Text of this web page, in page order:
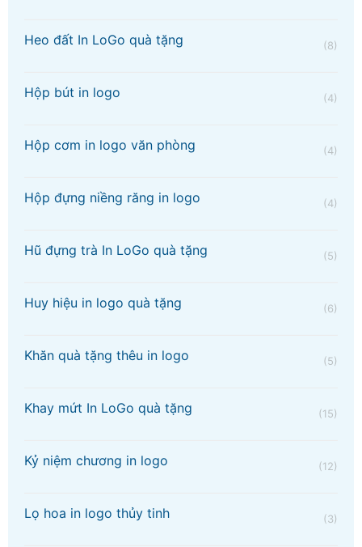
Heo đất In LoGo quà tặng (8)
Hộp bút in logo (4)
Hộp cơm in logo văn phòng (4)
Hộp đựng niềng răng in logo (4)
Hũ đựng trà In LoGo quà tặng (5)
Huy hiệu in logo quà tặng (6)
Khăn quà tặng thêu in logo (5)
Khay mứt In LoGo quà tặng (15)
Kỷ niệm chương in logo (12)
Lọ hoa in logo thủy tinh (3)